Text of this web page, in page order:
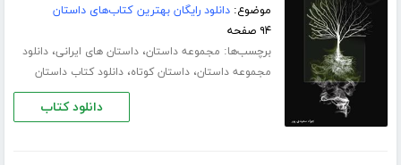
موضوع:دانلود رایگان بهترین کتاب‌های داستان
۹۴ صفحه
برچسب‌ها: مجموعه داستان،داستان های ایرانی،دانلود
مجموعه داستان،داستان کوتاه،دانلود کتاب داستان
دانلود کتاب